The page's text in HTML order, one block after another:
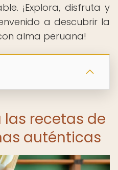
¡Explora, disfruta y
a descubrir la
alma peruana!
recetas de
auténticas